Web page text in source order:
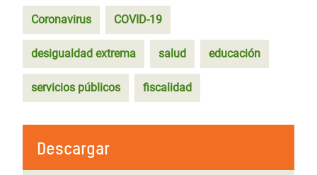
Coronavirus COVID-19
desigualdad extrema salud educación
servicios públicos fiscalidad
Descargar